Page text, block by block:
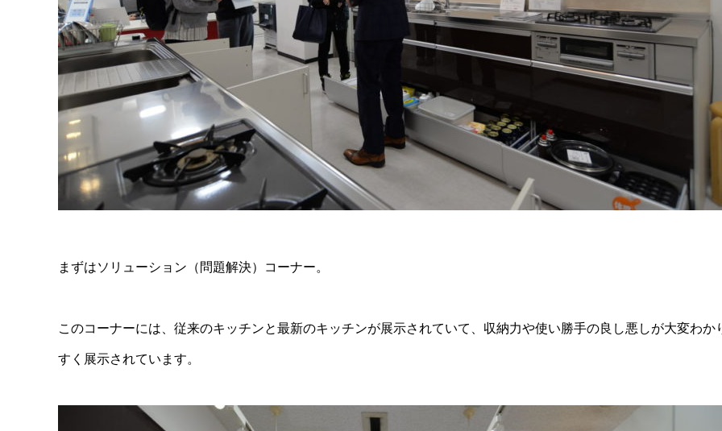
まずはソリューション（問題解決）コーナー。
このコーナーには、従来のキッチンと最新のキッチンが展示されていて、収納力や使い勝手の良し悪しが大変わか
すく展示されています。